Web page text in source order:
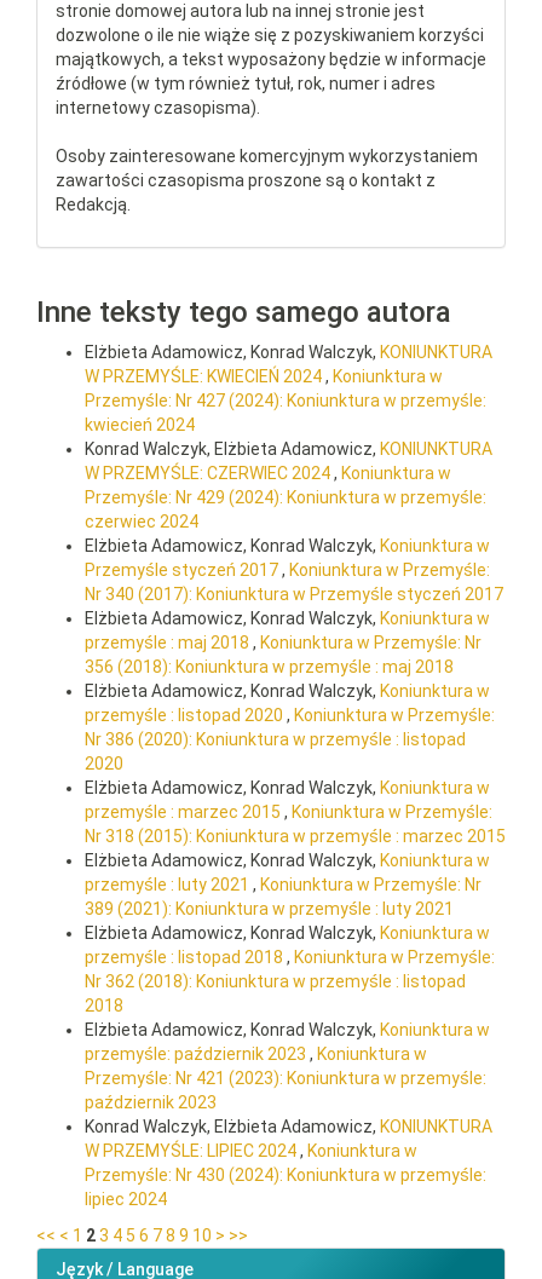
stronie domowej autora lub na innej stronie jest
dozwolone o ile nie wiąże się z pozyskiwaniem korzyści
majątkowych, a tekst wyposażony będzie w informacje
źródłowe (w tym również tytuł, rok, numer i adres
internetowy czasopisma).
Osoby zainteresowane komercyjnym wykorzystaniem
zawartości czasopisma proszone są o kontakt z
Redakcją.
Inne teksty tego samego autora
Elżbieta Adamowicz, Konrad Walczyk, KONIUNKTURA
W PRZEMYŚLE: KWIECIEŃ 2024, Koniunktura w
Przemyśle: Nr 427 (2024): Koniunktura w przemyśle:
kwiecień 2024
Konrad Walczyk, Elżbieta Adamowicz, KONIUNKTURA
W PRZEMYŚLE: CZERWIEC 2024, Koniunktura w
Przemyśle: Nr 429 (2024): Koniunktura w przemyśle:
czerwiec 2024
Elżbieta Adamowicz, Konrad Walczyk, Koniunktura w
Przemyśle styczeń 2017, Koniunktura w Przemyśle:
Nr 340 (2017): Koniunktura w Przemyśle styczeń 2017
Elżbieta Adamowicz, Konrad Walczyk, Koniunktura w
przemyśle : maj 2018 , Koniunktura w Przemyśle: Nr
356 (2018): Koniunktura w przemyśle : maj 2018
Elżbieta Adamowicz, Konrad Walczyk, Koniunktura w
przemyśle : listopad 2020 , Koniunktura w Przemyśle:
Nr 386 (2020): Koniunktura w przemyśle : listopad
2020
Elżbieta Adamowicz, Konrad Walczyk, Koniunktura w
przemyśle : marzec 2015 , Koniunktura w Przemyśle:
Nr 318 (2015): Koniunktura w przemyśle : marzec 2015
Elżbieta Adamowicz, Konrad Walczyk, Koniunktura w
przemyśle : luty 2021 , Koniunktura w Przemyśle: Nr
389 (2021): Koniunktura w przemyśle : luty 2021
Elżbieta Adamowicz, Konrad Walczyk, Koniunktura w
przemyśle : listopad 2018 , Koniunktura w Przemyśle:
Nr 362 (2018): Koniunktura w przemyśle : listopad
2018
Elżbieta Adamowicz, Konrad Walczyk, Koniunktura w
przemyśle: październik 2023 , Koniunktura w
Przemyśle: Nr 421 (2023): Koniunktura w przemyśle:
październik 2023
Konrad Walczyk, Elżbieta Adamowicz, KONIUNKTURA
W PRZEMYŚLE: LIPIEC 2024, Koniunktura w
Przemyśle: Nr 430 (2024): Koniunktura w przemyśle:
lipiec 2024
<< < 1 23 4 5 6 78 9 10 > >>
Język / Language